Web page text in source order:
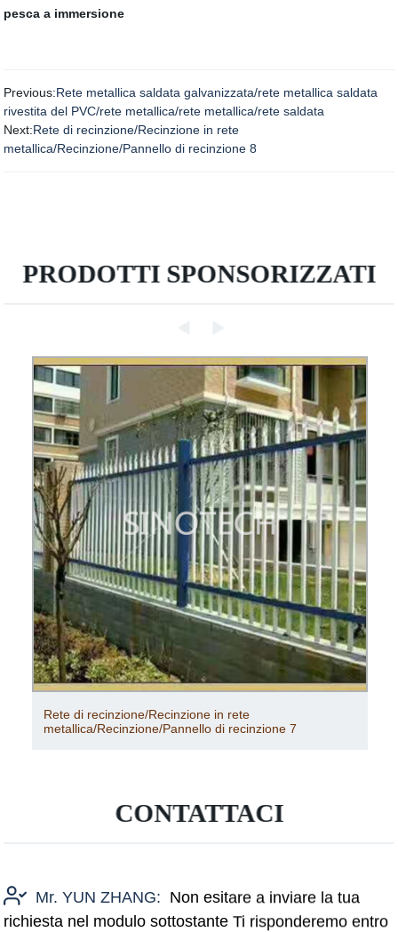
pesca a immersione
Previous:Rete metallica saldata galvanizzata/rete metallica saldata
rivestita del PVC/rete metallica/rete metallica/rete saldata
Next:Rete di recinzione/Recinzione in rete
metallica/Recinzione/Pannello di recinzione 8
PRODOTTI SPONSORIZZATI
Rete di schiuma di pe Rete di schiuma di mela
anguria Rete di macchine per estrusione Rete
CONTATTACI
Mr. YUN ZHANG: Non esitare a inviare la tua
richiesta nel modulo sottostante Ti risponderemo entro